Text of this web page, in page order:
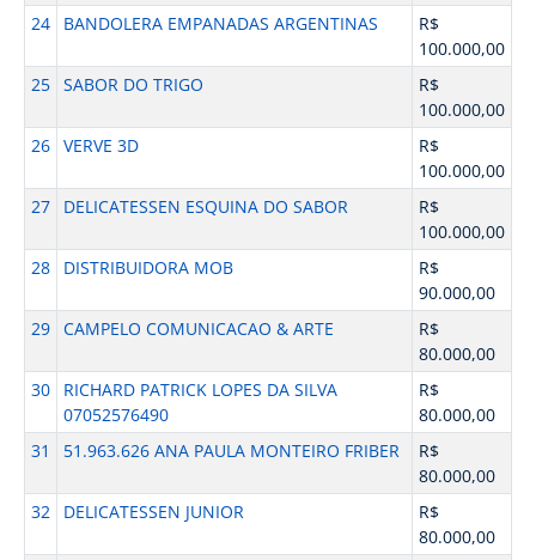
24
BANDOLERA EMPANADAS ARGENTINAS
R$
100.000,00
25 SABOR DO TRIGO
R$
100.000,00
26 VERVE 3D
R$
100.000,00
27
DELICATESSEN ESQUINA DO SABOR
R$
100.000,00
28
DISTRIBUIDORA MOB
R$
90.000,00
29 CAMPELO COMUNICACAO & ARTE
R$
80.000,00
30
RICHARD PATRICK LOPES DA SILVA
07052576490
R$
80.000,00
31
51.963.626 ANA PAULA MONTEIRO FRIBER
R$
80.000,00
32
DELICATESSEN JUNIOR
R$
80.000,00